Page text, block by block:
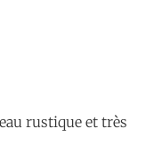
rustique et très